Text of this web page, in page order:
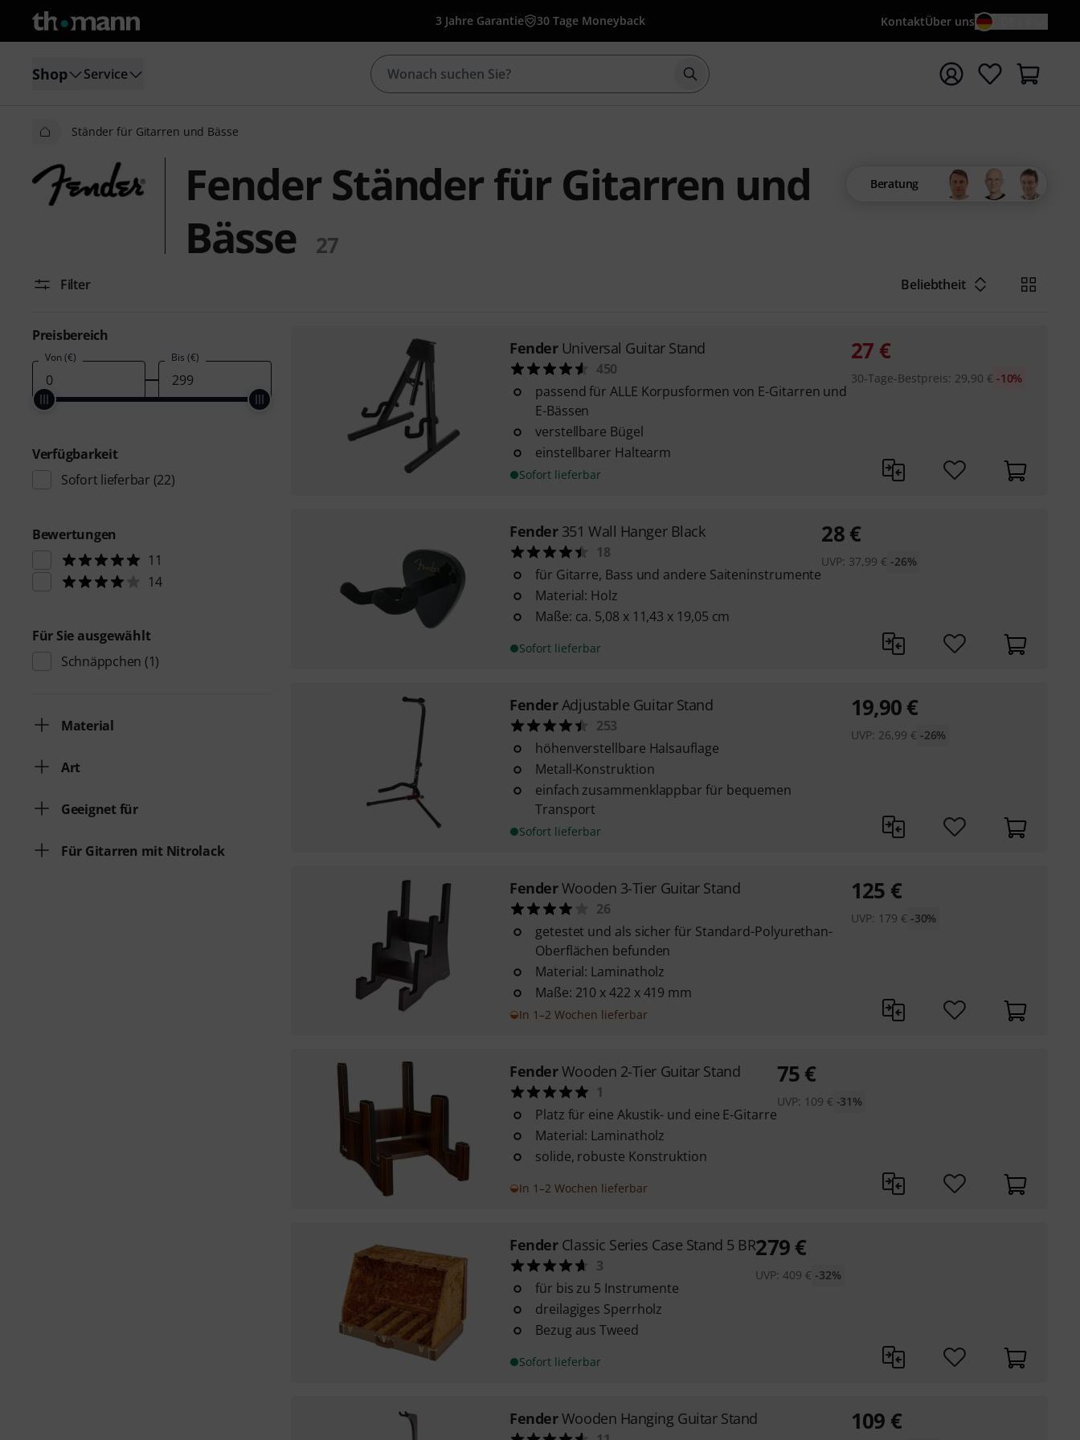
3 Jahre Garantie 30 Tage Moneyback KontaktÜber uns
Shop Service Suche mit Suchwort {searchTerm} starten
Ständer für Gitarren und Bässe
Fender Ständer für Gitarren und
Bässe
27
Beratung
Filter Beliebtheit
Preisbereich
Von (€) Bis (€)
Verfügbarkeit
Sofort lieferbar (22)
Bewertungen
11
14
Für Sie ausgewählt
Schnäppchen (1)
Material
Art
Geeignet für
Für Gitarren mit Nitrolack
Fender Universal Guitar Stand
450
passend für ALLE Korpusformen von E-Gitarren und
E-Bässen
verstellbare Bügel
einstellbarer Haltearm
Sofort lieferbar
27 €
30-Tage-Bestpreis: 29,90 € -10%
Fender 351 Wall Hanger Black
18
für Gitarre, Bass und andere Saiteninstrumente
Material: Holz
Maße: ca. 5,08 x 11,43 x 19,05 cm
Sofort lieferbar
28 €
UVP: 37,99 € -26%
FenderAdjustable Guitar Stand
253
höhenverstellbare Halsauflage
Metall-Konstruktion
einfach zusammenklappbar für bequemen
Transport
Sofort lieferbar
19,90€
UVP: 26,99 € -26%
FenderWooden 3-Tier Guitar Stand
26
getestet und als sicher für Standard-Polyurethan-
Oberflächen befunden
Material: Laminatholz
Maße: 210 x 422 x 419 mm
In 1–2 Wochen lieferbar
125 €
UVP: 179 € -30%
FenderWooden 2-Tier Guitar Stand
1
Platz für eine Akustik- und eine E-Gitarre
Material: Laminatholz
solide, robuste Konstruktion
In 1–2 Wochen lieferbar
75€
UVP: 109 € -31%
Fender Classic Series Case Stand 5 BR
3
für bis zu 5 Instrumente
dreilagiges Sperrholz
Bezug aus Tweed
Sofort lieferbar
279€
UVP:409 € -32%
FenderWooden Hanging Guitar Stand 109 €